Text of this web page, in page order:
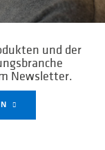
und der
Newsletter.